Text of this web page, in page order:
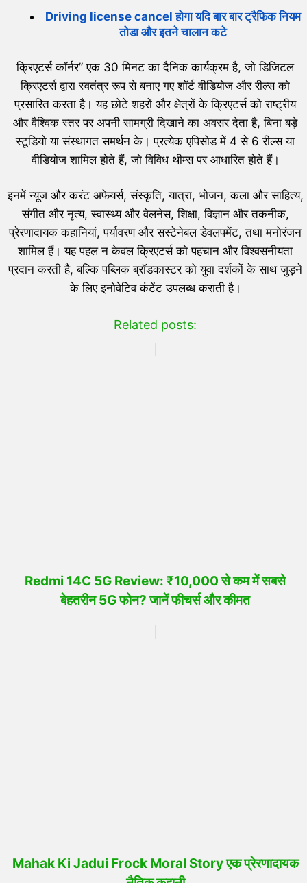
Driving license cancel होगा यदि बार बार ट्रैफिक नियम
तोडा और इतने चालान कटे
क्रिएटर्स कॉर्नर” एक 30 मिनट का दैनिक कार्यक्रम है, जो डिजिटल
क्रिएटर्स द्वारा स्वतंत्र रूप से बनाए गए शॉर्ट वीडियोज और रील्स को
प्रसारित करता है। यह छोटे शहरों और क्षेत्रों के क्रिएटर्स को राष्ट्रीय
और वैश्विक स्तर पर अपनी सामग्री दिखाने का अवसर देता है, बिना बड़े
स्टूडियो या संस्थागत समर्थन के। प्रत्येक एपिसोड में 4 से 6 रील्स या
वीडियोज शामिल होते हैं, जो विविध थीम्स पर आधारित होते हैं।
इनमें न्यूज और करंट अफेयर्स, संस्कृति, यात्रा, भोजन, कला और साहित्य,
संगीत और नृत्य, स्वास्थ्य और वेलनेस, शिक्षा, विज्ञान और तकनीक,
प्रेरणादायक कहानियां, पर्यावरण और सस्टेनेबल डेवलपमेंट, तथा मनोरंजन
शामिल हैं। यह पहल न केवल क्रिएटर्स को पहचान और विश्वसनीयता
प्रदान करती है, बल्कि पब्लिक ब्रॉडकास्टर को युवा दर्शकों के साथ जुड़ने
के लिए इनोवेटिव कंटेंट उपलब्ध कराती है।
Related posts:
Redmi 14C 5G Review: ₹10,000 से कम में सबसे
बेहतरीन 5G फोन? जानें फीचर्स और कीमत
Mahak Ki Jadui Frock Moral Story एक प्रेरणादायक